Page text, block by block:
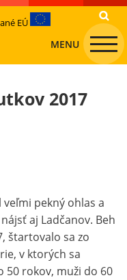
EÚ
MENU
2017
veľmi pekný ohlas a
aj Ladčanov. Beh
štartovalo sa zo
v ktorých sa
50 rokov, muži do 60